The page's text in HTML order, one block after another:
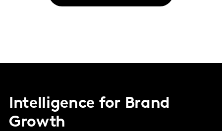
Intelligence for Brand
Growth